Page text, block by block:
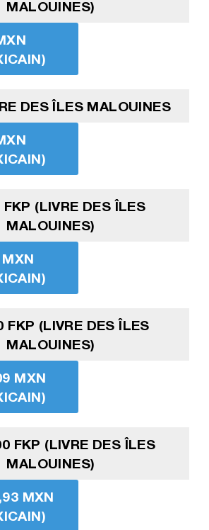
MALOUINES)
DES ÎLES MALOUINES
(LIVRE DES ÎLES
MALOUINES)
FKP (LIVRE DES ÎLES
MALOUINES)
MXN
FKP (LIVRE DES ÎLES
MALOUINES)
MXN